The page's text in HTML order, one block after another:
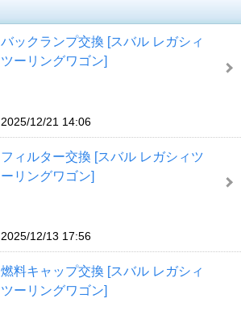
バックランプ交換 [スバル レガシィ
ツーリングワゴン]
2025/12/21 14:06
フィルター交換 [スバル レガシィツ
ーリングワゴン]
2025/12/13 17:56
燃料キャップ交換 [スバル レガシィ
ツーリングワゴン]